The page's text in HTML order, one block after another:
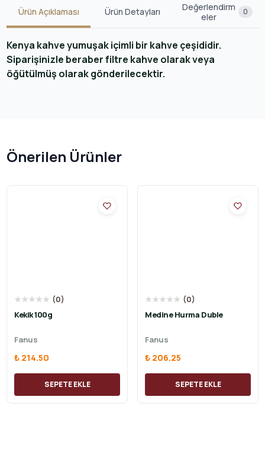
Ürün Açıklaması Ürün Detayları
Değerlendirm
eler
0
Kenya kahve yumuşak içimli bir kahve çeşididir.
Siparişinizle beraber filtre kahve olarak veya
öğütülmüş olarak gönderilecektir.
Önerilen Ürünler
★★★★★ (0)
Kekik 100g
Fanus
₺ 214.50
SEPETE EKLE
★★★★★ (0)
Medine Hurma Duble
Fanus
₺ 206.25
SEPETE EKLE